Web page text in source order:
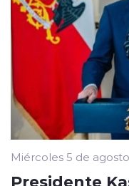
Miércoles 5 de
Presidente